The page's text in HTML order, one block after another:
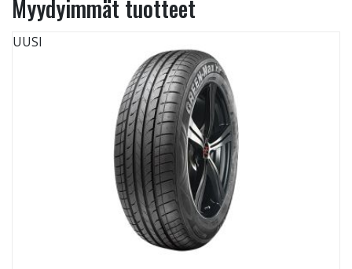
Myydyimmät tuotteet
UUSI